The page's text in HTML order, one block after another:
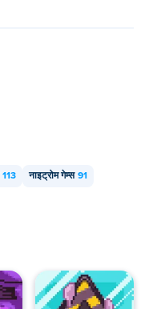
113 नाइट्रोम गेम्स 91